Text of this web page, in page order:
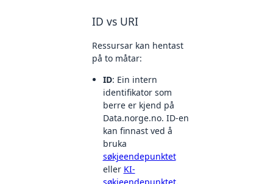
ID vs URI
Ressursar kan hentast
på to måtar:
ID: Ein intern
identifikator som
berre er kjend på
Data.norge.no. ID-en
kan finnast ved å
bruka
søkjeendepunktet
eller KI-